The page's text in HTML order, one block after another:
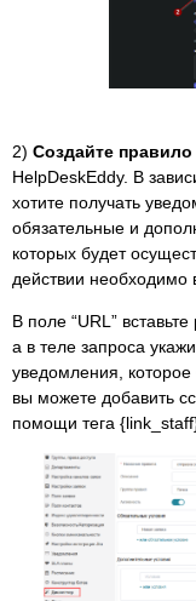
2) Создайте правило
HelpDeskEddy. В
хотите получать
обязательные и
которых будет
действии необходимо
В поле “URL”
а в теле запроса
уведомления,
вы можете добавить
помощи тега